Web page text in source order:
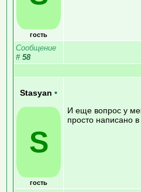
гость
Сообщение
# 58
Stasyan •
S
гость
И еще вопрос у
просто написано